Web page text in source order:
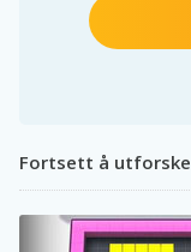
Fortsett å utforske